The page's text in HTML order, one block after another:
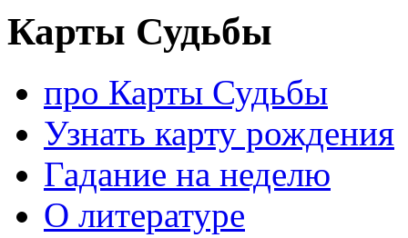
Карты Судьбы
про Карты Судьбы
Узнать карту рождения
Гадание на неделю
О литературе